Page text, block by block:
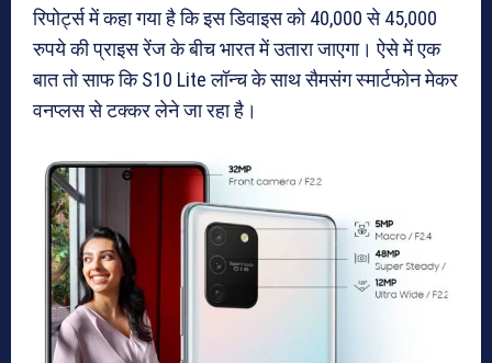
रिपोर्ट्स में कहा गया है कि इस डिवाइस को 40,000 से 45,000
रुपये की प्राइस रेंज के बीच भारत में उतारा जाएगा। ऐसे में एक
बात तो साफ कि S10 Lite लॉन्च के साथ सैमसंग स्मार्टफोन मेकर
वनप्लस से टक्कर लेने जा रहा है।